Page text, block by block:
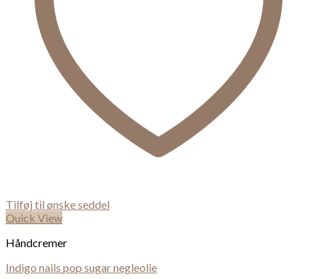
Tilføj til ønske seddel
Quick View
Håndcremer
Indigo nails pop sugar negleolie